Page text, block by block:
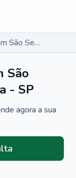
Fonoaudiólogo em São Sebastião da Grama - SP
São
- SP
agora a sua